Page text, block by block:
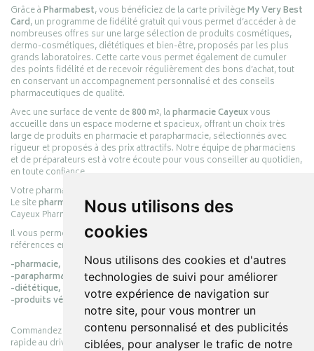
Nous utilisons des
cookies
Nous utilisons des cookies et d'autres
technologies de suivi pour améliorer
votre expérience de navigation sur
notre site, pour vous montrer un
contenu personnalisé et des publicités
ciblées, pour analyser le trafic de notre
Grâce àPharmabest, vous bénéficiez de la carte privilègeMy Very Best
Card, un programme de fidélité gratuit qui vous permet d’accéder à de
nombreuses offres sur une large sélection de produits cosmétiques,
dermo-cosmétiques, diététiques et bien-être, proposés par les plus
grands laboratoires. Cette carte vous permet également de cumuler
des points fidélité et de recevoir régulièrement des bons d’achat, tout
en conservant un accompagnement personnalisé et des conseils
pharmaceutiques de qualité.
Avec une surface de vente de800 m², lapharmacie Cayeuxvous
accueille dans un espace moderne et spacieux, offrant un choix très
large de produits en pharmacie et parapharmacie, sélectionnés avec
rigueur et proposés à des prix attractifs. Notre équipe de pharmaciens
et de préparateurs est à votre écoute pour vous conseiller au quotidien,
en toute confiance.
Votre pharmacie en ligne :
Le sitepharmacie-cayeux.frest le prolongement digital de la pharmacie
Cayeux Pharmabest Berck-sur-Mer – Rang-du-Fliers.
Il vous permet de réaliser vos achats en ligne parmi des milliers de
références en :
-pharmacie,
-parapharmacie,
-diététique,
-produits vétérinaires.
Commandez simplement vos produits en ligne et choisissez le retrait
rapide au drive ou la livraison à domicile, en toute simplicité.